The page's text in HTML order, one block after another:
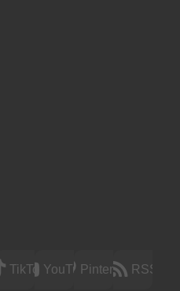
TikTokYouTubePinterest RSS